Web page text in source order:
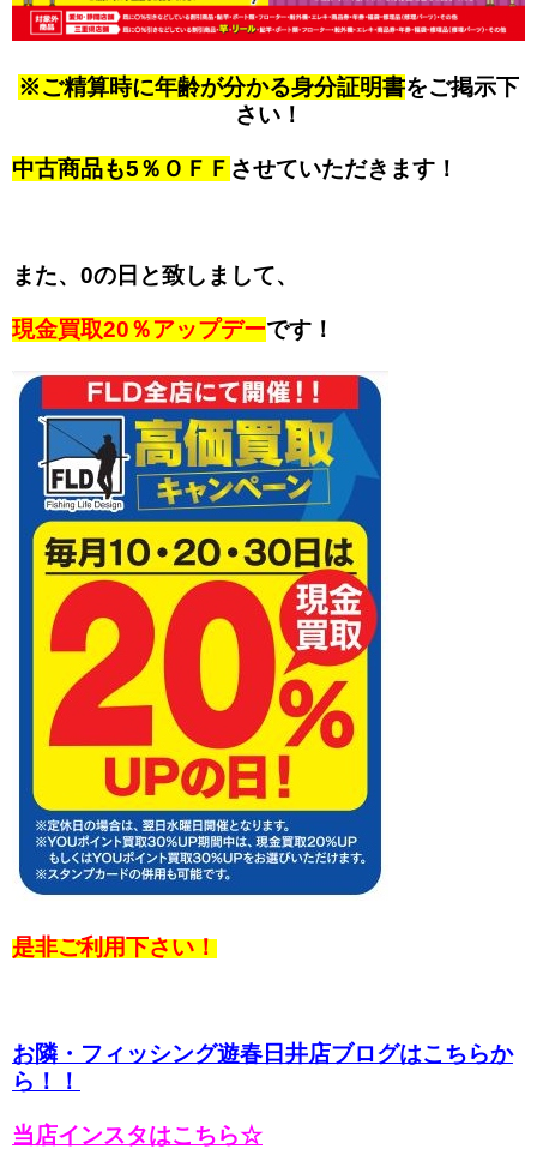
※ご精算時に年齢が分かる身分証明書をご掲示下
さい！
中古商品も5％ＯＦＦ させていただきます！
また、0の日と致しまして、
現金買取20％アップデーです！
是非ご利用下さい！
お隣・フィッシング遊春日井店ブログはこちらか
ら！！
当店インスタはこちら☆